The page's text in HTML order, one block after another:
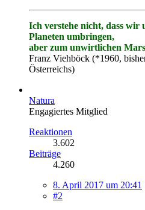
Ich verstehe nicht, dass wir
Planeten umbringen,
aber zum unwirtlichen
Franz Viehböck (*1960,
Österreichs)
Natura
Engagiertes Mitglied
Reaktionen
3.602
Beiträge
4.260
8. April 2017 um 20:41
#2